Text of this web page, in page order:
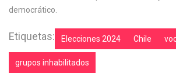
democrático.
Etiquetas: Elecciones 2024 Chile
grupos inhabilitados